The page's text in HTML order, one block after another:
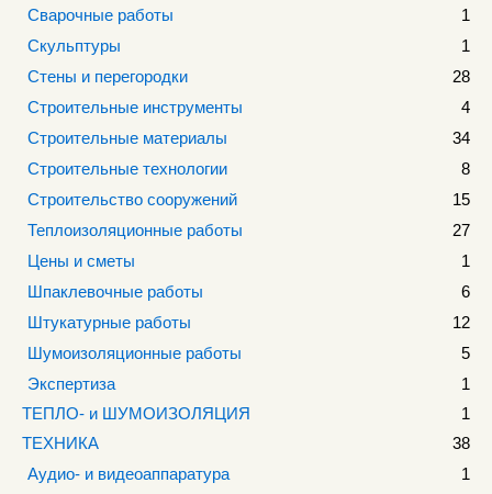
Сварочные работы
1
Скульптуры
1
Стены и перегородки
28
Строительные инструменты
4
Строительные материалы
34
Строительные технологии
8
Строительство сооружений
15
Теплоизоляционные работы
27
Цены и сметы
1
Шпаклевочные работы
6
Штукатурные работы
12
Шумоизоляционные работы
5
Экспертиза
1
ТЕПЛО- и ШУМОИЗОЛЯЦИЯ
1
ТЕХНИКА
38
Аудио- и видеоаппаратура
1